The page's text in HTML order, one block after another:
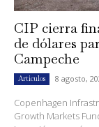
CIP cierra
de dólares
Campeche
Artículos 8 agosto,
Copenhagen
Growth Markets